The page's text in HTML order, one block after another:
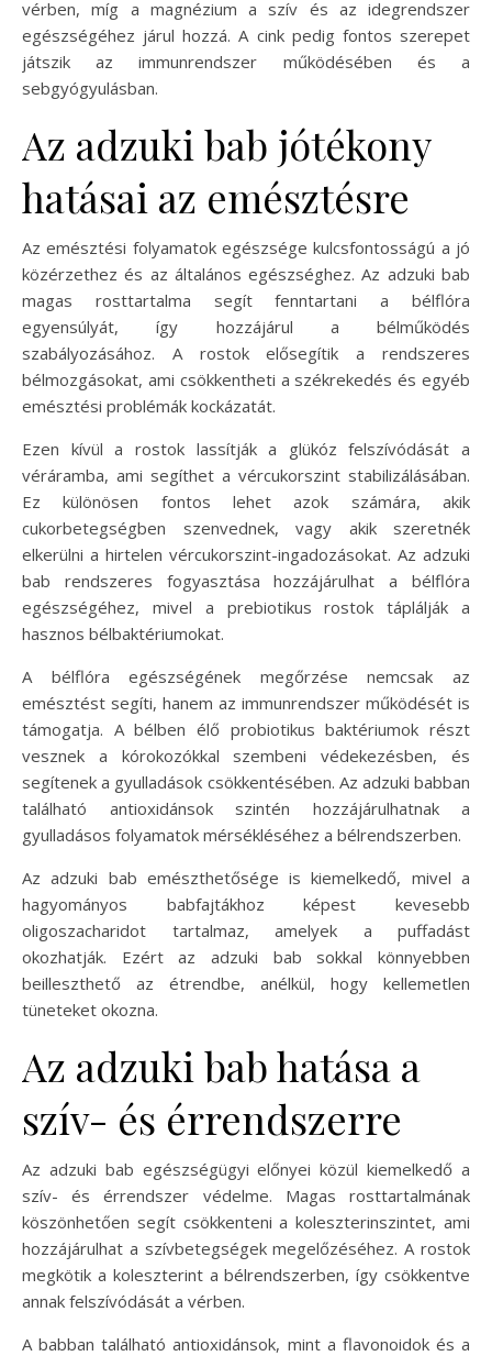
vérben, míg a magnézium a szív és az idegrendszer
egészségéhez járul hozzá. A cink pedig fontos szerepet
játszik az immunrendszer működésében és a
sebgyógyulásban.
Az adzuki bab jótékony
hatásai az emésztésre
Az emésztési folyamatok egészsége kulcsfontosságú a jó
közérzethez és az általános egészséghez. Az adzuki bab
magas rosttartalma segít fenntartani a bélflóra
egyensúlyát, így hozzájárul a bélműködés
szabályozásához. A rostok elősegítik a rendszeres
bélmozgásokat, ami csökkentheti a székrekedés és egyéb
emésztési problémák kockázatát.
Ezen kívül a rostok lassítják a glükóz felszívódását a
véráramba, ami segíthet a vércukorszint stabilizálásában.
Ez különösen fontos lehet azok számára, akik
cukorbetegségben szenvednek, vagy akik szeretnék
elkerülni a hirtelen vércukorszint-ingadozásokat. Az adzuki
bab rendszeres fogyasztása hozzájárulhat a bélflóra
egészségéhez, mivel a prebiotikus rostok táplálják a
hasznos bélbaktériumokat.
A bélflóra egészségének megőrzése nemcsak az
emésztést segíti, hanem az immunrendszer működését is
támogatja. A bélben élő probiotikus baktériumok részt
vesznek a kórokozókkal szembeni védekezésben, és
segítenek a gyulladások csökkentésében. Az adzuki babban
található antioxidánsok szintén hozzájárulhatnak a
gyulladásos folyamatok mérsékléséhez a bélrendszerben.
Az adzuki bab emészthetősége is kiemelkedő, mivel a
hagyományos babfajtákhoz képest kevesebb
oligoszacharidot tartalmaz, amelyek a puffadást
okozhatják. Ezért az adzuki bab sokkal könnyebben
beilleszthető az étrendbe, anélkül, hogy kellemetlen
tüneteket okozna.
Az adzuki bab hatása a
szív- és érrendszerre
Az adzuki bab egészségügyi előnyei közül kiemelkedő a
szív- és érrendszer védelme. Magas rosttartalmának
köszönhetően segít csökkenteni a koleszterinszintet, ami
hozzájárulhat a szívbetegségek megelőzéséhez. A rostok
megkötik a koleszterint a bélrendszerben, így csökkentve
annak felszívódását a vérben.
A babban található antioxidánsok, mint a flavonoidok és a